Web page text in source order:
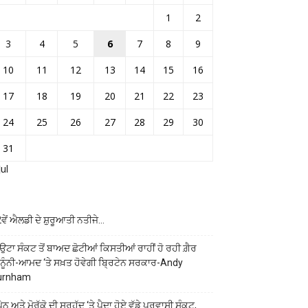
1
2
3
4 5 6 7 8
9
10
11 12 13 14 15
16
17
18 19 20 21 22
23
24
25 26 27 28 29
30
31
ਐਲਡੀ ਦੇ ਸ਼ੁਰੂਆਤੀ ਨਤੀਜੇ…
ਸੰਕਟ ਤੋਂ ਬਾਅਦ ਛੋਟੀਆਂ ਕਿਸਤੀਆਂ ਰਾਹੀਂ ਹੋ ਰਹੀ ਗ਼ੈਰ
ਆਮਦ ‘ਤੇ ਸਖ਼ਤ ਹੋਵੇਗੀ ਬ੍ਰਿਟੇਨ ਸਰਕਾਰ-Andy
ਅਤੇ ਮੋਰੱਕੋ ਦੀ ਸਰਹੱਦ ‘ਤੇ ਪੈਦਾ ਹੋਏ ਵੱਡੇ ਪ੍ਰਵਾਸੀ ਸੰਕਟ,